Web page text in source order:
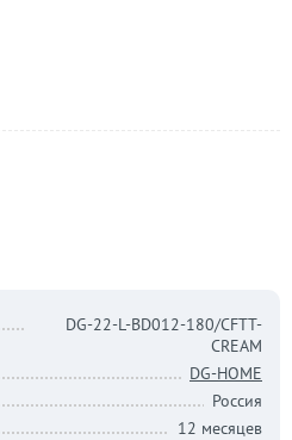
DG-22-L-BD012-180/CFTT-
CREAM
DG-HOME
Россия
12 месяцев